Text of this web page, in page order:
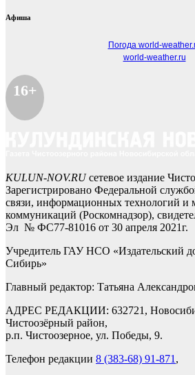
Афиша
Погода world-
world-weather.ru
16+
KULUN-NOV.RUсетевое издание
Зарегистрировано Федеральной
связи, информационных технологий и
коммуникаций (Роскомнадзор),
Эл № ФС77-81016 от 30 апреля 2021г.
Учредитель ГАУ НСО «Издательский
Сибирь»
Главный редактор: Татьяна
АДРЕС РЕДАКЦИИ: 632721,
Чистоозёрный район,
р.п. Чистоозерное, ул. Победы, 9.
Телефон редакции 8 (383-68) 91-871 ,